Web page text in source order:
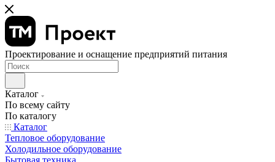
Проектирование и оснащение предприятий питания
Каталог
По всему сайту
По каталогу
Каталог
Тепловое оборудование
Холодильное оборудование
Бытовая техника